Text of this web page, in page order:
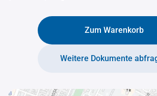
Zum Warenkorb
Weitere Dokumente